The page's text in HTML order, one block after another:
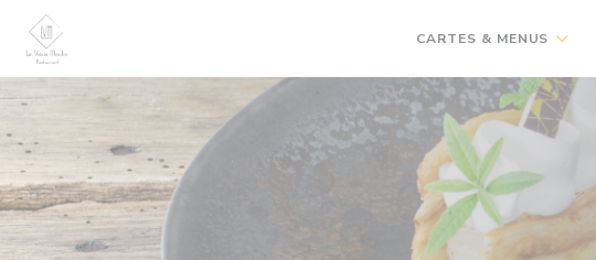
Personnalisation de vos choix en matière de cookies
CARTES & MENUS